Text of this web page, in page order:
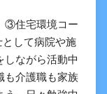
③住宅環境コー
して病院や施
しながら活動中
も介護職も家族